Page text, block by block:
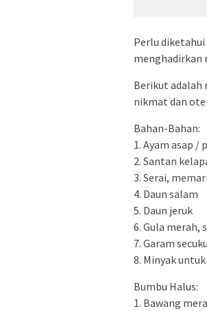
Perlu diketahui
menghadirkan
Berikut adalah
nikmat dan
Bahan-Bahan:
1. Ayam asap /
2. Santan
3. Serai,
4. Daun salam
5. Daun jeruk
6. Gula merah,
7. Garam
8. Minyak
Bumbu Halus:
1. Bawang